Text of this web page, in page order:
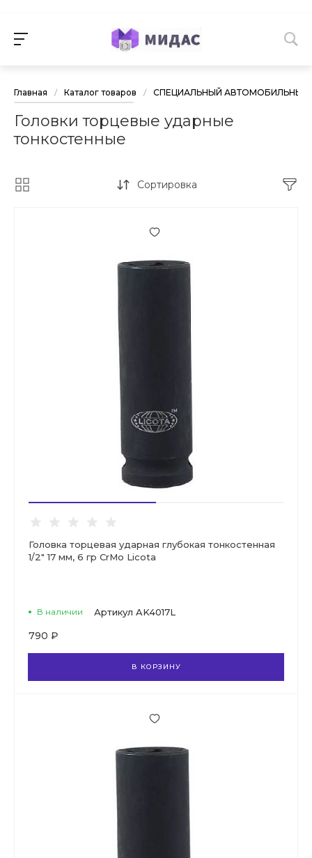
Главная / Каталог товаров / СПЕЦИАЛЬНЫЙ АВТОМОБИЛЬНЫЙ
Головки торцевые ударные
тонкостенные
Сортировка
Головка торцевая ударная глубокая тонкостенная
1/2" 17 мм, 6 гр CrMo Licota
В наличии Артикул AK4017L
790 ₽
В КОРЗИНУ